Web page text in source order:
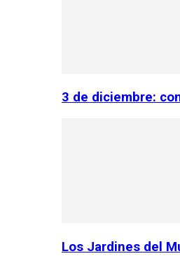
3 de diciembre:
Los Jardines del